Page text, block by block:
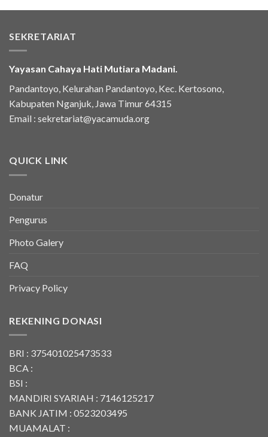
SEKRETARIAT
Yayasan Cahaya Hati Mutiara Madani.
Pandantoyo, Kelurahan Pandantoyo, Kec. Kertosono,
Kabupaten Nganjuk, Jawa Timur 64315
Email : sekretariat@yacamuda.org
QUICK LINK
Donatur
Pengurus
Photo Galery
FAQ
Privacy Policy
REKENING DONASI
BRI : 375401025473533
BCA :
BSI :
MANDIRI SYARIAH : 7146125217
BANK JATIM : 0523203495
MUAMALAT :